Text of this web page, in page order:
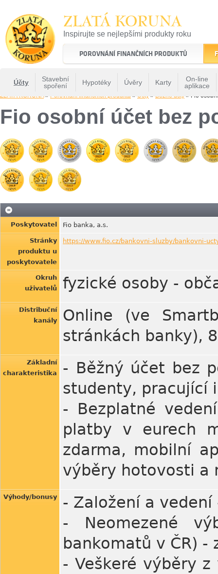
ZLATÁ KORUNA
Inspirujte se nejlepšími produkty roku
22 let tradice a kvality na finančním trhu
POROVNÁNÍ FINANČNÍCH PRODUKTŮ
Účty
Stavební
spoření
Hypotéky Úvěry Karty
On-line
aplikace
ZLATÁ KORUNA» Porovnání finančních produktů » Účty » Běžné účty » Fio
Fio osobní účet bez
Poskytovatel Fio banka, a.s.
Stránky
produktu u
poskytovatele
https://www.fio.cz/bankovni-sluzby/bankovni-
Okruh
uživatelů
fyzické osoby -
Distribuční
kanály
Online (ve
stránkách banky),
Základní
charakteristika
- Běžný účet bez
studenty, pracující
- Bezplatné
platby v eurech
zdarma, mobilní
výběry hotovosti a
Výhody/bonusy
- Založení a vedení
- Neomezené
bankomatů v ČR) -
- Veškeré výběry